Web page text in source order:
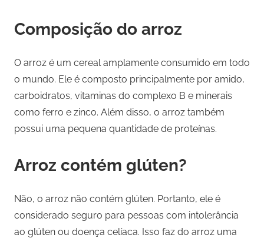
Composição do arroz
O arroz é um cereal amplamente consumido em todo
o mundo. Ele é composto principalmente por amido,
carboidratos, vitaminas do complexo B e minerais
como ferro e zinco. Além disso, o arroz também
possui uma pequena quantidade de proteínas.
Arroz contém glúten?
Não, o arroz não contém glúten. Portanto, ele é
considerado seguro para pessoas com intolerância
ao glúten ou doença celíaca. Isso faz do arroz uma